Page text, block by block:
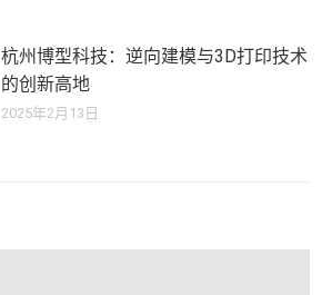
杭州博型科技：逆向建模与3D打印技术
的创新高地
2025年2月13日